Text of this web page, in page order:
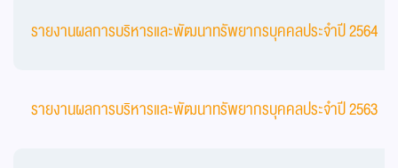
รายงานผลการบริหารและพัฒนาทรัพยากรบุคคลประจำปี 2564
รายงานผลการบริหารและพัฒนาทรัพยากรบุคคลประจำปี 2563